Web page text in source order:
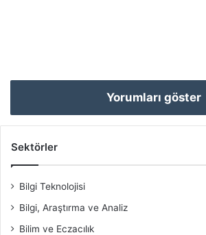
Yorumları göster
Sektörler
Bilgi Teknolojisi
Bilgi, Araştırma ve Analiz
Bilim ve Eczacılık